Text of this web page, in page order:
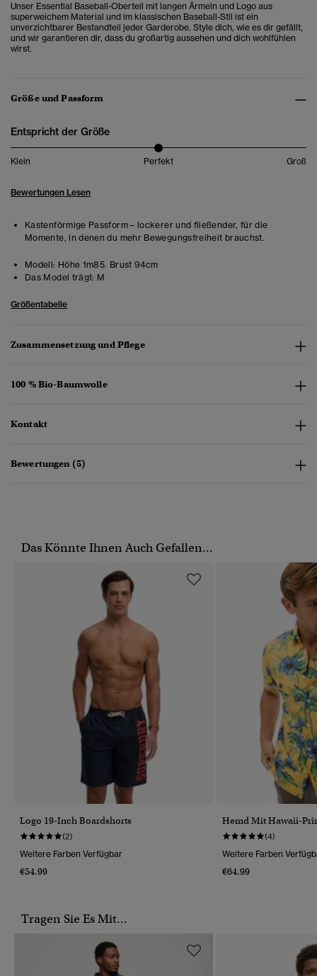
Unser Essential Baseball-Oberteil mit langen Ärmeln und Logo aus
superweichem Material und im klassischen Baseball-Stil ist ein
unverzichtbarer Bestandteil jeder Garderobe. Style dich, wie es dir gefällt,
und wir garantieren dir, dass du großartig aussehen und dich wohlfühlen
wirst.
Größe und Passform
Entspricht der Größe
Klein Perfekt Groß
Bewertungen Lesen
Kastenförmige Passform – lockerer und fließender, für die
Momente, in denen du mehr Bewegungsfreiheit brauchst.
Modell: Höhe 1m85. Brust 94cm
Das Model trägt: M
Größentabelle
Zusammensetzung und Pflege
100 % Bio-Baumwolle
Kontakt
Bewertungen (5)
Das Könnte Ihnen Auch Gefallen...
Logo 19-Inch Boardshorts
(2)
Weitere Farben Verfügbar
€54.99
Hemd Mit Hawaii-
(4)
Weitere Farben
€64.99
Tragen Sie Es Mit...